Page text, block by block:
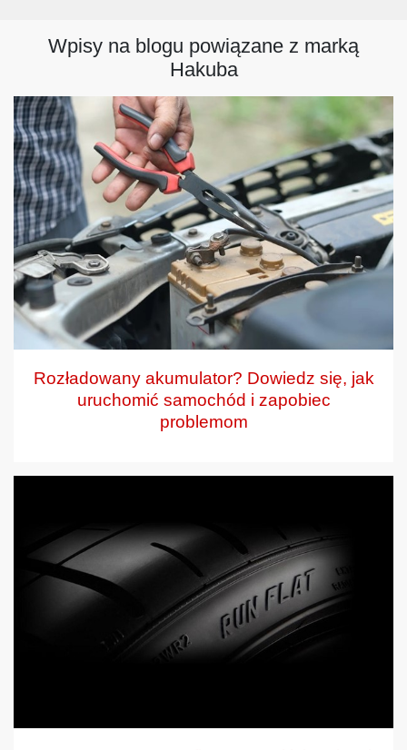
Wpisy na blogu powiązane z marką
Hakuba
Rozładowany akumulator? Dowiedz się, jak
uruchomić samochód i zapobiec
problemom